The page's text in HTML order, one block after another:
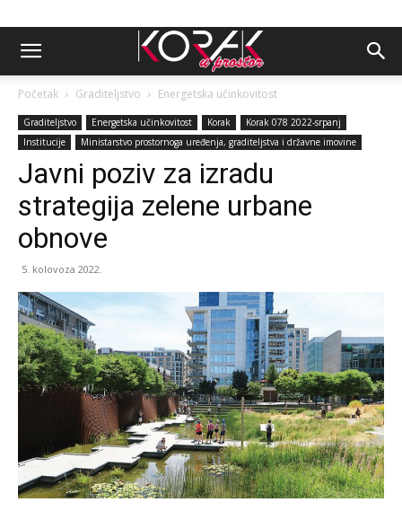
Početak Graditeljstvo Energetska učinkovitost
Graditeljstvo Energetska učinkovitost Korak
Korak 078 2022-srpanj
Institucije
Ministarstvo prostornoga uređenja, graditeljstva i državne imovine
Javni poziv za izradu
strategija zelene urbane
obnove
5. kolovoza 2022.